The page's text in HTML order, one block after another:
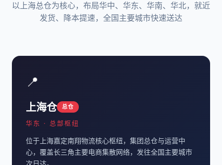
以上海总仓为核心，布局华中、华东、华南、华北，就近
发货、降本提速，全国主要城市快速送达
📍
上海仓 总仓
华东 · 总部枢纽
位于上海嘉定南翔物流核心枢纽，集团总仓与运营中
心，覆盖长三角主要电商集散网络，发往全国主要城市
次日达。